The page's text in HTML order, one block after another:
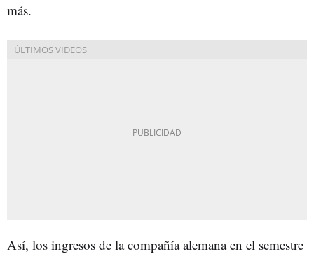
más.
Así, los ingresos de la compañía alemana en el semestre